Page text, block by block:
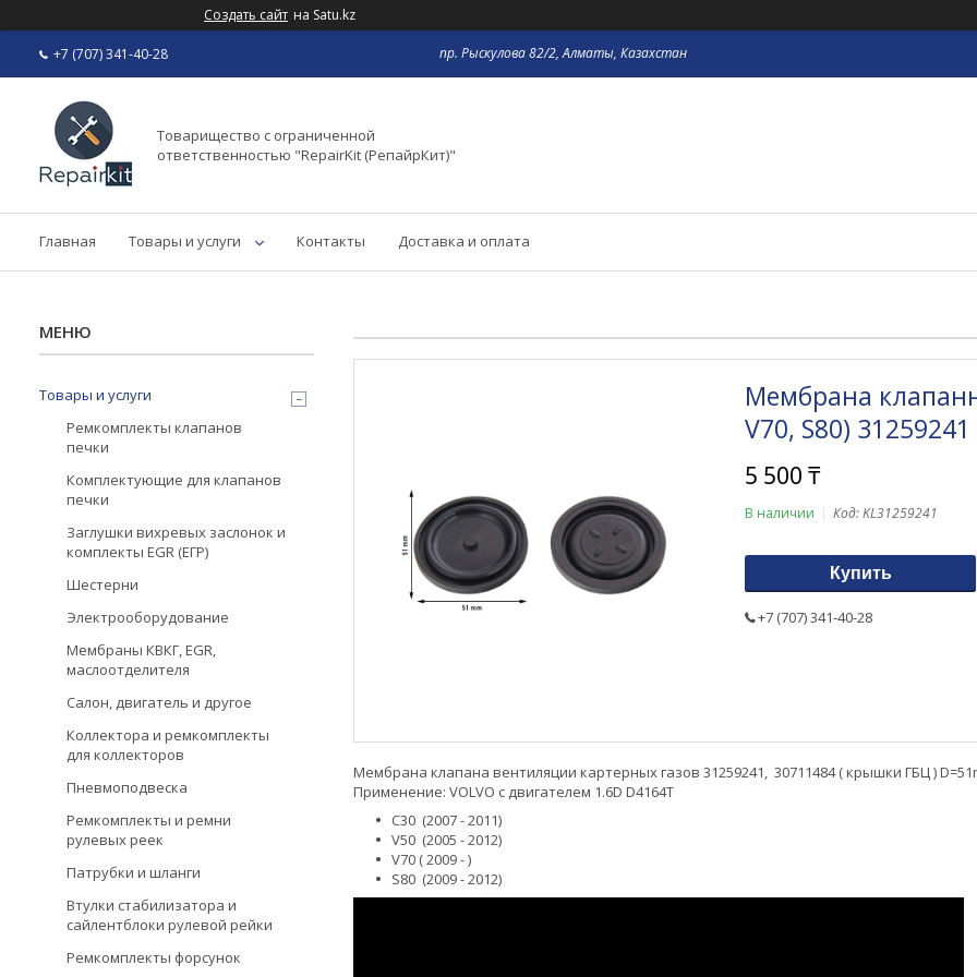
Создать сайт на Satu.kz
+7 (707) 341-40-28 пр. Рыскулова 82/2, Алматы, Казахстан
Товарищество с ограниченной
ответственностью "RepairKit (РепайрКит)"
Главная Товары и услуги Контакты Доставка и оплата
Мембрана
V70, S80) 31259241
5 500 ₸
В наличии Код:KL31259241
Купить
+7 (707) 341-40-28
Мембрана клапана вентиляции картерных газов 31259241, 30711484( крышки ГБЦ )
Применение: VOLVO с двигателем 1.6D D4164T
C30 (2007 - 2011)
V50 (2005 - 2012)
V70 ( 2009 - )
S80 (2009 - 2012)
Товары и услуги
Ремкомплекты клапанов
печки
Комплектующие для клапанов
печки
Заглушки вихревых заслонок и
комплекты EGR (ЕГР)
Шестерни
Электрооборудование
Мембраны КВКГ, EGR,
маслоотделителя
Салон, двигатель и другое
Коллектора и ремкомплекты
для коллекторов
Пневмоподвеска
Ремкомплекты и ремни
рулевых реек
Патрубки и шланги
Втулки стабилизатора и
сайлентблоки рулевой рейки
Ремкомплекты форсунок